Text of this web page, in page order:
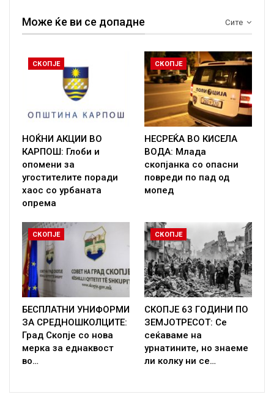
Сите
Може ќе ви се допадне
СКОПЈЕ
НОЌНИ АКЦИИ ВО
КАРПОШ: Глоби и
опомени за
угостителите поради
хаос со урбаната
опрема
СКОПЈЕ
НЕСРЕЌА ВО КИСЕЛА
ВОДА: Млада
скопјанка со опасни
повреди по пад од
мопед
СКОПЈЕ
БЕСПЛАТНИ УНИФОРМИ
ЗА СРЕДНОШКОЛЦИТЕ:
Град Скопје со нова
мерка за еднаквост
во…
СКОПЈЕ
СКОПЈЕ 63 ГОДИНИ ПО
ЗЕМЈОТРЕСОТ: Се
сеќаваме на
урнатините, но знаеме
ли колку ни се…